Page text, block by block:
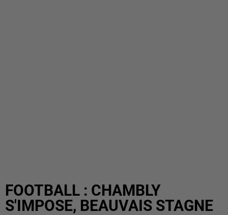
FOOTBALL : CHAMBLY
S'IMPOSE, BEAUVAIS STAGNE